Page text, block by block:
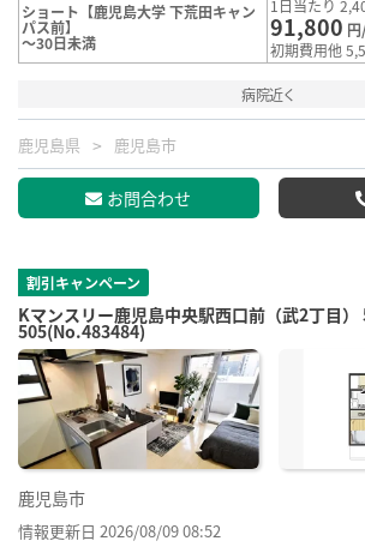
ショート【鹿児島大学 下荒田キャン
パス前】
～30日未満
1日当たり
91,800
初期費用他
病院近く
鹿児島県 鹿児島市
お問合わせ
割引キャンペーン
Kマンスリー鹿児島中央駅西口前（武2丁目）
505(No.483484)
鹿児島市
情報更新日 2026/08/09 08:52